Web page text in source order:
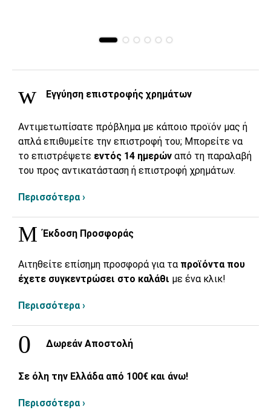
Εγγύηση επιστροφής χρημάτων
Αντιμετωπίσατε πρόβλημα με κάποιο προϊόν μας ή
απλά επιθυμείτε την επιστροφή του; Μπορείτε να
το επιστρέψετε εντός 14 ημερών από τη παραλαβή
του προς αντικατάσταση ή επιστροφή χρημάτων.
Περισσότερα ›
Έκδοση Προσφοράς
Αιτηθείτε επίσημη προσφορά για τα προϊόντα που
έχετε συγκεντρώσει στο καλάθι με ένα κλικ!
Περισσότερα ›
Δωρεάν Αποστολή
Σε όλη την Ελλάδα από 100€ και άνω!
Περισσότερα ›